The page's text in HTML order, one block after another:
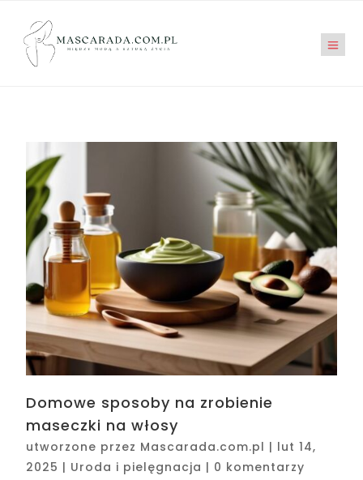
Domowe sposoby na zrobienie
maseczki na włosy
utworzone przez Mascarada.com.pl | lut 14,
2025 | Uroda i pielęgnacja | 0 komentarzy